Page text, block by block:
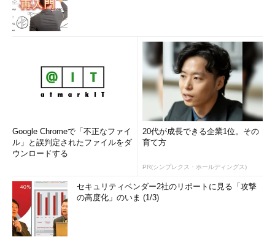
Google Chromeで「不正なファイ
ル」と誤判定されたファイルをダ
ウンロードする
20代が成長できる企業1位。その
育て方
PR(シンプレクス・ホールディングス)
セキュリティベンダー2社のリポートに見る「攻撃
の高度化」のいま (1/3)